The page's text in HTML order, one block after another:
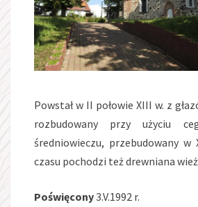
Powstał w II połowie XIII w. z
rozbudowany przy użyciu
średniowieczu, przebudowany
czasu pochodzi też drewniana
Poświęcony3.V.1992 r.